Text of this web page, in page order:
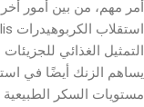
أمر مهم، من بين أمور
التمثيل الغذائي
يساهم الزنك أيضًا في
مستويات السكر الطبيعية